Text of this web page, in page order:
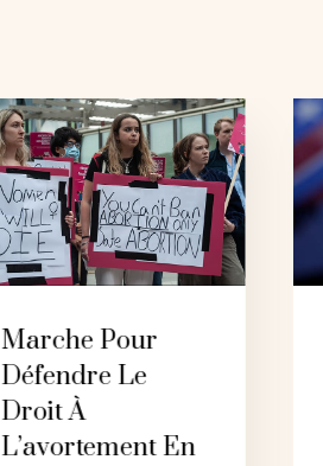
Marche Pour
Défendre Le
Droit À
L’avortement En